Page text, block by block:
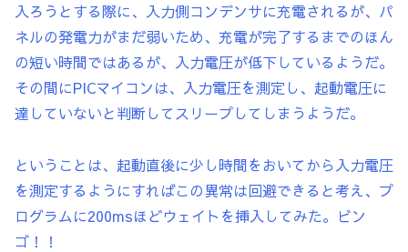
入ろうとする際に、入力側コンデンサに充電されるが、パ
ネルの発電力がまだ弱いため、充電が完了するまでのほん
の短い時間ではあるが、入力電圧が低下しているようだ。
その間にPICマイコンは、入力電圧を測定し、起動電圧に
達していないと判断してスリープしてしまうようだ。
ということは、起動直後に少し時間をおいてから入力電圧
を測定するようにすればこの異常は回避できると考え、プ
ログラムに200msほどウェイトを挿入してみた。ビン
ゴ！！